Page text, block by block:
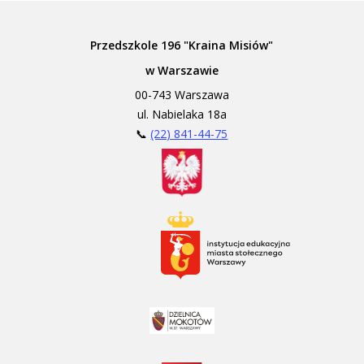
Przedszkole 196 "Kraina Misiów"
w Warszawie
00-743 Warszawa
ul. Nabielaka 18a
📞(22) 841-44-75